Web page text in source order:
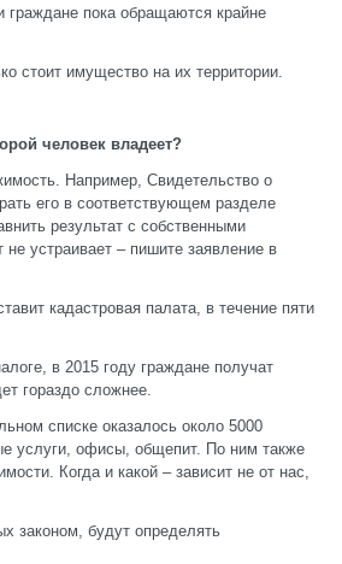
граждане пока обращаются крайне
стоит имущество на их территории.
человек владеет?
Например, Свидетельство о
его в соответствующем разделе
результат с собственными
устраивает – пишите заявление в
кадастровая палата, в течение пяти
в 2015 году граждане получат
гораздо сложнее.
списке оказалось около 5000
услуги, офисы, общепит. По ним также
Когда и какой – зависит не от нас,
законом, будут определять